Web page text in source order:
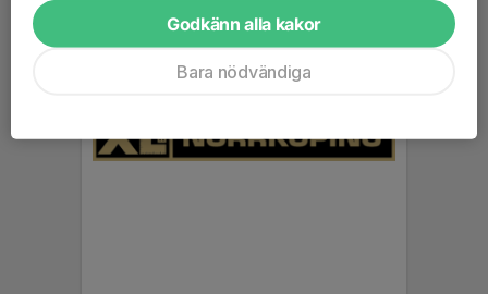
Godkänn alla kakor
Bara nödvändiga